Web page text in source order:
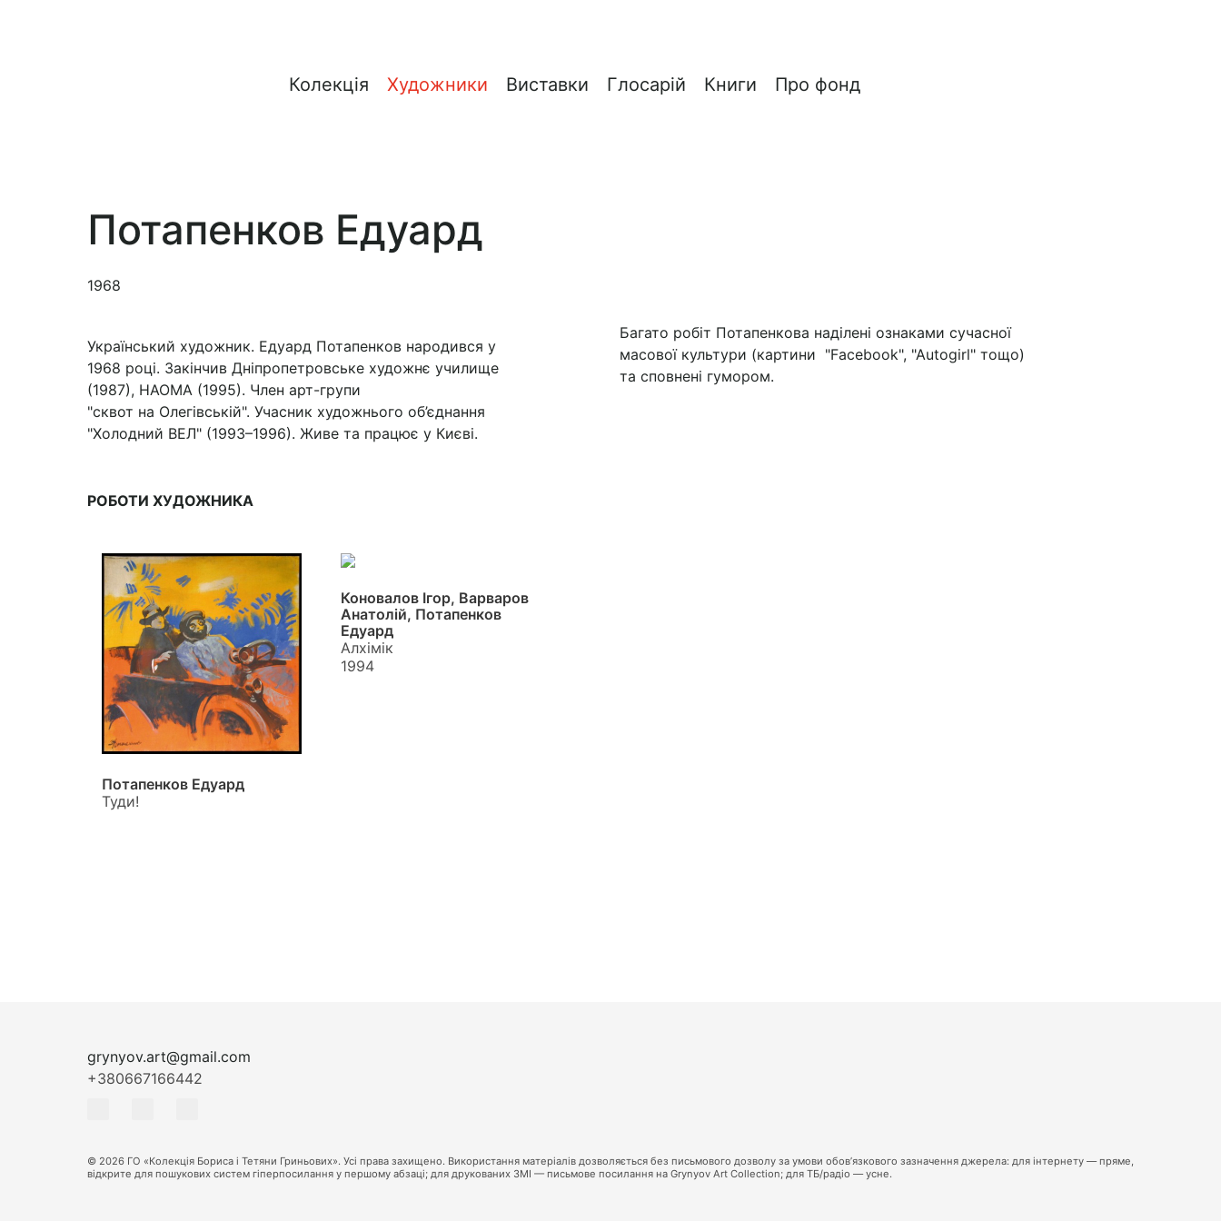
Колекція Художники Виставки Глосарій Книги Про фонд
Потапенков Едуард
1968
Український художник. Едуард Потапенков народився у
1968 році. Закінчив Дніпропетровське художнє училище
(1987), НАОМА (1995). Член арт-групи
"сквот на Олегівській". Учасник художнього об’єднання
"Холодний ВЕЛ" (1993–1996). Живе та працює у Києві.
Багато робіт Потапенкова наділені ознаками сучасної
масової культури (картини "Facebook", "Autogirl" тощо)
та сповнені гумором.
РОБОТИ ХУДОЖНИКА
Потапенков Едуард
Туди!
Коновалов Ігор, Варваров
Анатолій, Потапенков
Едуард
Алхімік
1994
grynyov.art@gmail.com
+380667166442
© 2026 ГО «Колекція Бориса і Тетяни Гриньових». Усі права захищено. Використання матеріалів дозволяється без письмового дозволу за умови обов’язкового зазначення джерела: для інтернету — пряме,
відкрите для пошукових систем гіперпосилання у першому абзаці; для друкованих ЗМІ — письмове посилання на Grynyov Art Collection; для ТБ/радіо — усне.